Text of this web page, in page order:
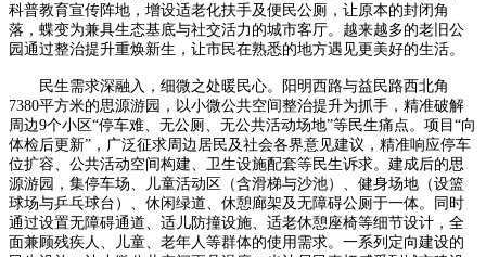
科普教育宣传阵地，增设适老化扶手及便民公厕，让原本的封闭角
落，蝶变为兼具生态基底与社交活力的城市客厅。越来越多的老旧公
园通过整治提升重焕新生，让市民在熟悉的地方遇见更美好的生活。
民生需求深融入，细微之处暖民心。阳明西路与益民路西北角
7380平方米的思源游园，以小微公共空间整治提升为抓手，精准破解
周边9个小区“停车难、无公厕、无公共活动场地”等民生痛点。项目“向
体检后更新”，广泛征求周边居民及社会各界意见建议，精准响应停车
位扩容、公共活动空间构建、卫生设施配套等民生诉求。建成后的思
源游园，集停车场、儿童活动区（含滑梯与沙池）、健身场地（设篮
球场与乒乓球台）、休闲绿道、休憩廊架及无障碍公厕于一体。同时
通过设置无障碍通道、适儿防撞设施、适老休憩座椅等细节设计，全
面兼顾残疾人、儿童、老年人等群体的使用需求。一系列定向建设的